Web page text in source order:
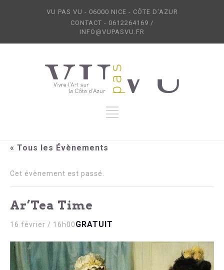
VU PAS VU - 06000 NICE - CÔTE D'AZUR
CONTACT - 0612264169 /
INFO@VUPASVU.FR
« Tous les Évènements
Cet évènement est passé.
Ar’Tea Time
16 février / 16h00GRATUIT